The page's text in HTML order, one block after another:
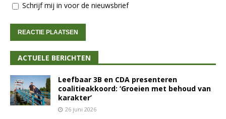
Schrijf mij in voor de nieuwsbrief
ACTUELE BERICHTEN
Leefbaar 3B en CDA presenteren
coalitieakkoord: ‘Groeien met behoud van
karakter’
26 juni 2026